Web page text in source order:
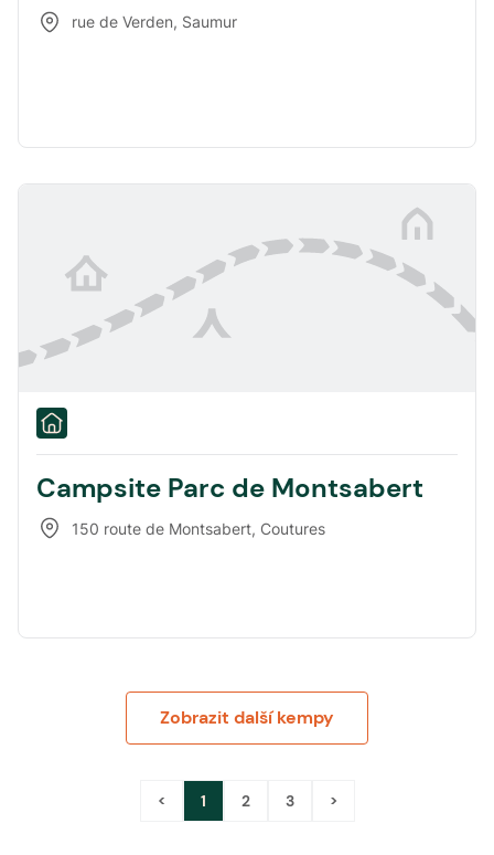
rue de Verden, Saumur
Campsite Parc de Montsabert
150 route de Montsabert, Coutures
Zobrazit další kempy
< 1 2 3 >